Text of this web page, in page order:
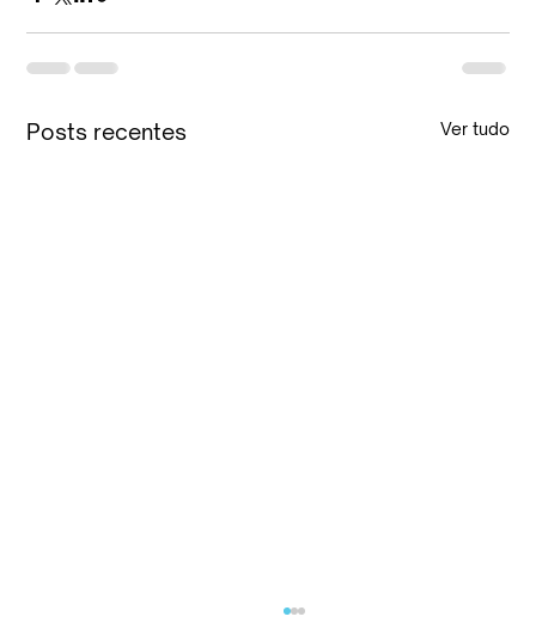
Posts recentes Ver tudo